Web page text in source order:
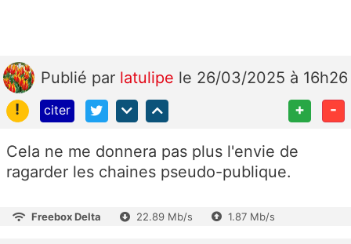
Publié par latulipe le 26/03/2025 à 16h26
!
citer + -
Cela ne me donnera pas plus l'envie de
ragarder les chaines pseudo-publique.
Freebox Delta 22.89 Mb/s 1.87 Mb/s